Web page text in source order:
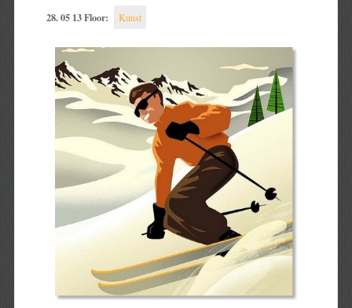
28. 05 13 Floor: Kunst